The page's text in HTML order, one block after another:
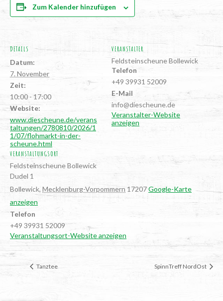
Zum Kalender hinzufügen
DETAILS
Datum:
7. November
Zeit:
10:00 - 17:00
Website:
www.diescheune.de/verans
taltungen/2780810/2026/1
1/07/flohmarkt-in-der-
scheune.html
VERANSTALTUNGSORT
Feld­stein­scheu­ne Bollewick
Dudel 1
Bollewick, Mecklenburg-Vorpommern 17207Google-Karte
anzeigen
Telefon
+49 39931 52009
Veranstaltungsort-Website anzeigen
VERANSTALTER
Feld­stein­scheu­ne Bollewick
Telefon
+49 39931 52009
E-Mail
info@diescheune.de
Veranstalter-Website
anzeigen
Tanz­tee Spinn­Treff NordOst